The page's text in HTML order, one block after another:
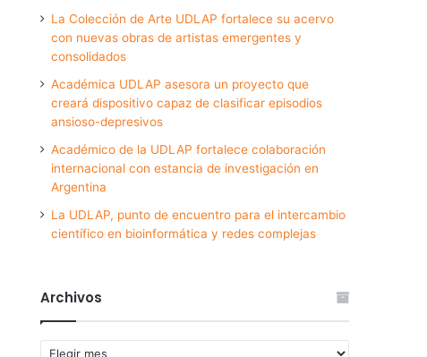
La Colección de Arte UDLAP fortalece su acervo
con nuevas obras de artistas emergentes y
consolidados
Académica UDLAP asesora un proyecto que
creará dispositivo capaz de clasificar episodios
ansioso-depresivos
Académico de la UDLAP fortalece colaboración
internacional con estancia de investigación en
Argentina
La UDLAP, punto de encuentro para el intercambio
científico en bioinformática y redes complejas
Archivos
Archivos